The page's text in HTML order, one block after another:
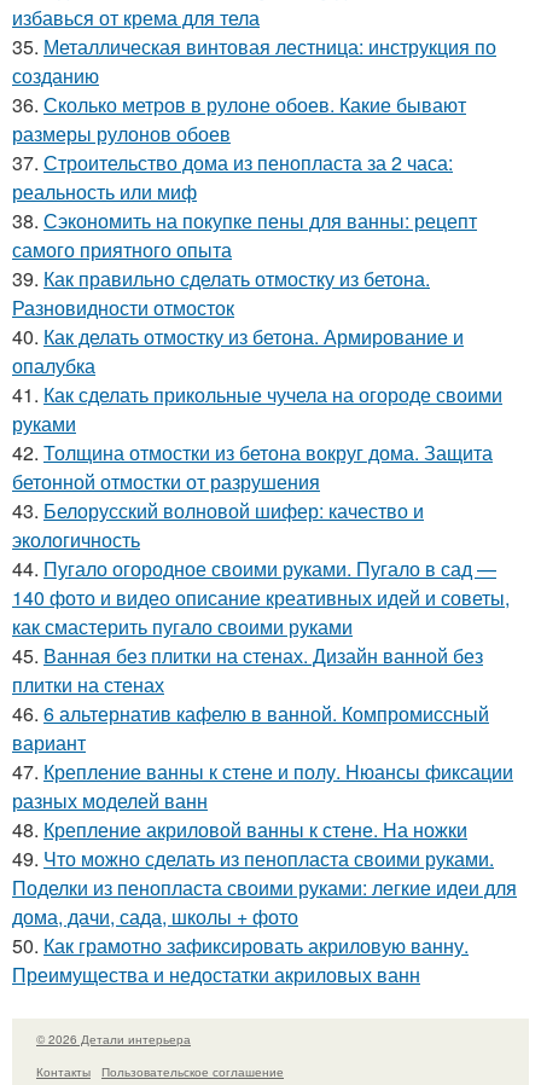
избавься от крема для тела
35. Металлическая винтовая лестница: инструкция по
созданию
36. Сколько метров в рулоне обоев. Какие бывают
размеры рулонов обоев
37. Строительство дома из пенопласта за 2 часа:
реальность или миф
38. Сэкономить на покупке пены для ванны: рецепт
самого приятного опыта
39. Как правильно сделать отмостку из бетона.
Разновидности отмосток
40. Как делать отмостку из бетона. Армирование и
опалубка
41. Как сделать прикольные чучела на огороде своими
руками
42. Толщина отмостки из бетона вокруг дома. Защита
бетонной отмостки от разрушения
43. Белорусский волновой шифер: качество и
экологичность
44. Пугало огородное своими руками. Пугало в сад —
140 фото и видео описание креативных идей и советы,
как смастерить пугало своими руками
45. Ванная без плитки на стенах. Дизайн ванной без
плитки на стенах
46. 6 альтернатив кафелю в ванной. Компромиссный
вариант
47. Крепление ванны к стене и полу. Нюансы фиксации
разных моделей ванн
48. Крепление акриловой ванны к стене. На ножки
49. Что можно сделать из пенопласта своими руками.
Поделки из пенопласта своими руками: легкие идеи для
дома, дачи, сада, школы + фото
50. Как грамотно зафиксировать акриловую ванну.
Преимущества и недостатки акриловых ванн
© 2026 Детали интерьера
Контакты
Пользовательское соглашение